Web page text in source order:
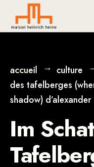
accueil culture
des tafelberges
shadow)
Im